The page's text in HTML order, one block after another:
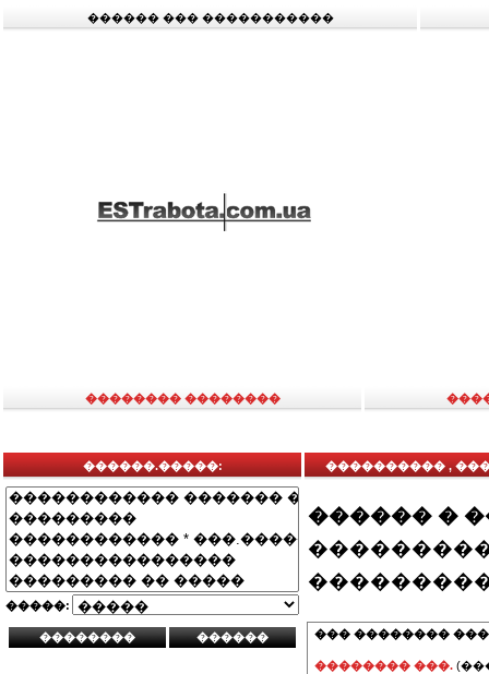
������ ��� �����������
�������� ��������
������.�����:
�����:
���������� ,
������ �
��� ��������
�������� ���.